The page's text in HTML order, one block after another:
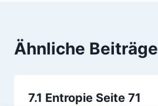
Ähnliche Beiträge
7.1 Entropie Seite 71